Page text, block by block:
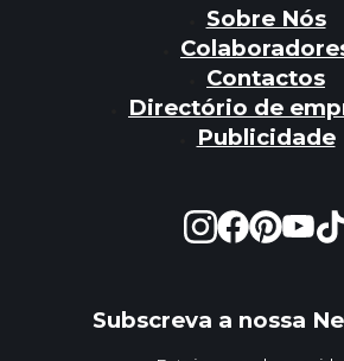
Sobre Nós
Contactos
Directório de
Publicidade
Subscreva a nossa